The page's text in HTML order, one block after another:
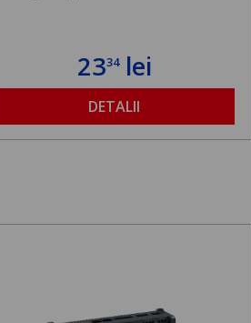
2334lei
DETALII